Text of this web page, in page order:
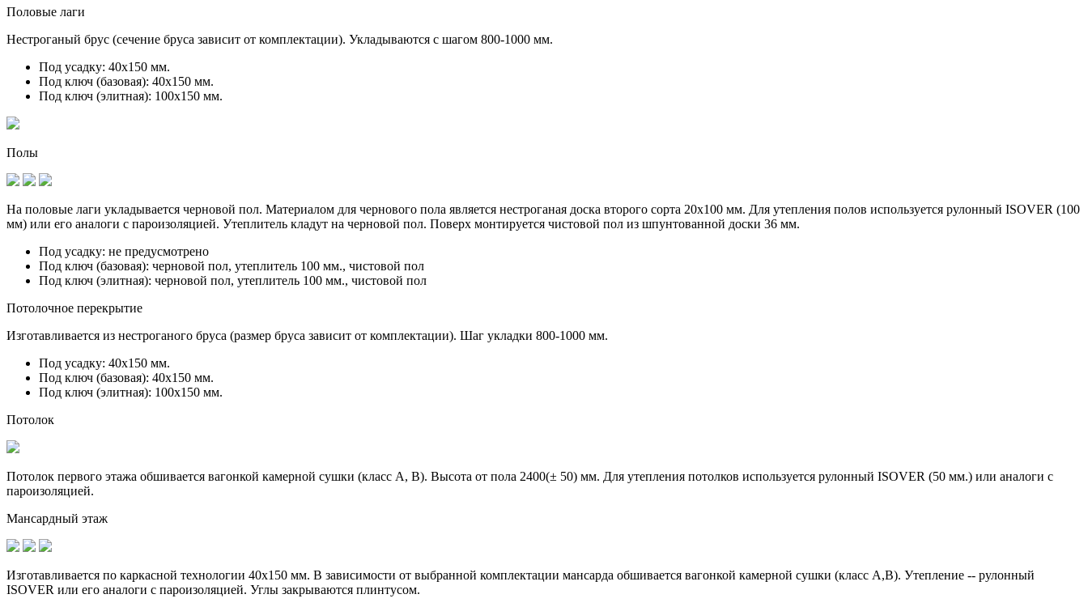
Половые лаги
Нестроганый брус (сечение бруса зависит от комплектации). Укладываются с шагом 800-1000 мм.
Под усадку: 40х150 мм.
Под ключ (базовая): 40х150 мм.
Под ключ (элитная): 100х150 мм.
Полы
На половые лаги укладывается черновой пол. Материалом для чернового пола является нестроганая доска второго сорта 20х100 мм. Для утепления полов используется рулонный ISOVER (100
мм) или его аналоги с пароизоляцией. Утеплитель кладут на черновой пол. Поверх монтируется чистовой пол из шпунтованной доски 36 мм.
Под усадку: не предусмотрено
Под ключ (базовая): черновой пол, утеплитель 100 мм., чистовой пол
Под ключ (элитная): черновой пол, утеплитель 100 мм., чистовой пол
Потолочное перекрытие
Изготавливается из нестроганого бруса (размер бруса зависит от комплектации). Шаг укладки 800-1000 мм.
Под усадку: 40х150 мм.
Под ключ (базовая): 40х150 мм.
Под ключ (элитная): 100х150 мм.
Потолок
Потолок первого этажа обшивается вагонкой камерной сушки (класс A, B). Высота от пола 2400(± 50) мм. Для утепления потолков используется рулонный ISOVER (50 мм.) или аналоги с
пароизоляцией.
Мансардный этаж
Изготавливается по каркасной технологии 40х150 мм. В зависимости от выбранной комплектации мансарда обшивается вагонкой камерной сушки (класс А,В). Утепление -- рулонный
ISOVER или его аналоги с пароизоляцией. Углы закрываются плинтусом.